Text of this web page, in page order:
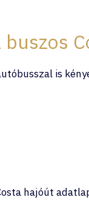
is
hajóút